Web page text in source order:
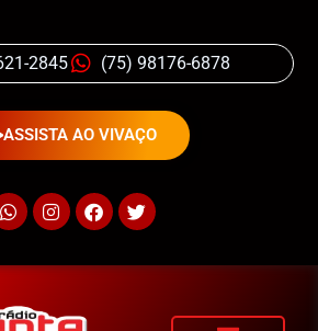
2845 (75) 98176-6878
ASSISTA AO VIVAÇO